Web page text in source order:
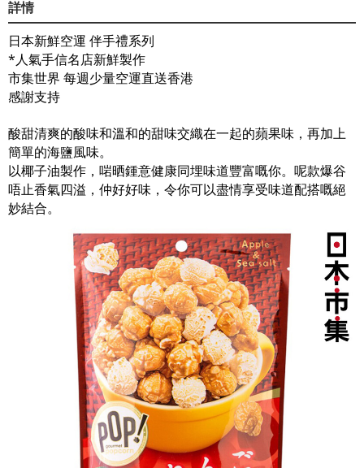
詳情
日本新鮮空運 伴手禮系列
*人氣手信名店新鮮製作
市集世界 每週少量空運直送香港
感謝支持
酸甜清爽的酸味和溫和的甜味交織在一起的蘋果味，再加上
簡單的海鹽風味。
以椰子油製作，啱晒鍾意健康同埋味道豐富嘅你。呢款爆谷
唔止香氣四溢，仲好好味，令你可以盡情享受味道配搭嘅絕
妙結合。